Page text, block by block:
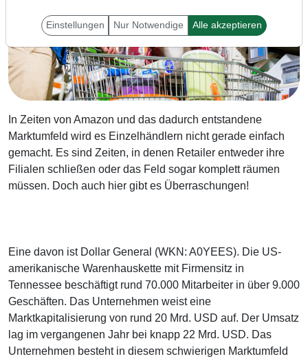
In Zeiten von Amazon und das dadurch entstandene
Marktumfeld wird es Einzelhändlern nicht gerade einfach
gemacht. Es sind Zeiten, in denen Retailer entweder ihre
Filialen schließen oder das Feld sogar komplett räumen
müssen. Doch auch hier gibt es Überraschungen!
Eine davon ist Dollar General (WKN: A0YEES). Die US-
amerikanische Warenhauskette mit Firmensitz in
Tennessee beschäftigt rund 70.000 Mitarbeiter in über 9.000
Geschäften. Das Unternehmen weist eine
Marktkapitalisierung von rund 20 Mrd. USD auf. Der Umsatz
lag im vergangenen Jahr bei knapp 22 Mrd. USD. Das
Unternehmen besteht in diesem schwierigen Marktumfeld
Einstellungen Nur Notwendige Alle akzeptieren